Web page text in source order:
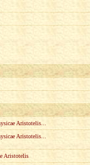
Aristotelis...
Aristotelis...
Aristotelis